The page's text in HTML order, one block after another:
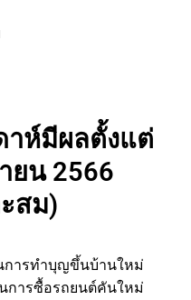
าห์มีผลตั้งแต่
ยน 2566
สม)
การทำบุญขึ้นบ้านใหม่
การซื้อรถยนต์คันใหม่